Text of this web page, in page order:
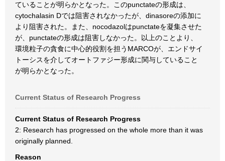
ていることが明らかとなった。このpunctateの形成は、
cytochalasin Dでは阻害されなかったが、dinasoreの添加に
より阻害された。また、nocodazolはpunctateを凝集させた
が、punctateの形成は阻害しなかった。以上のことより、
環境粒子の貪食に中心的役割を担うMARCOが、エンドサイ
トーシスを介してオートファジー形成に関与していること
が明らかとなった。
Current Status of Research Progress
Current Status of Research Progress
2: Research has progressed on the whole more than it was
originally planned.
Reason